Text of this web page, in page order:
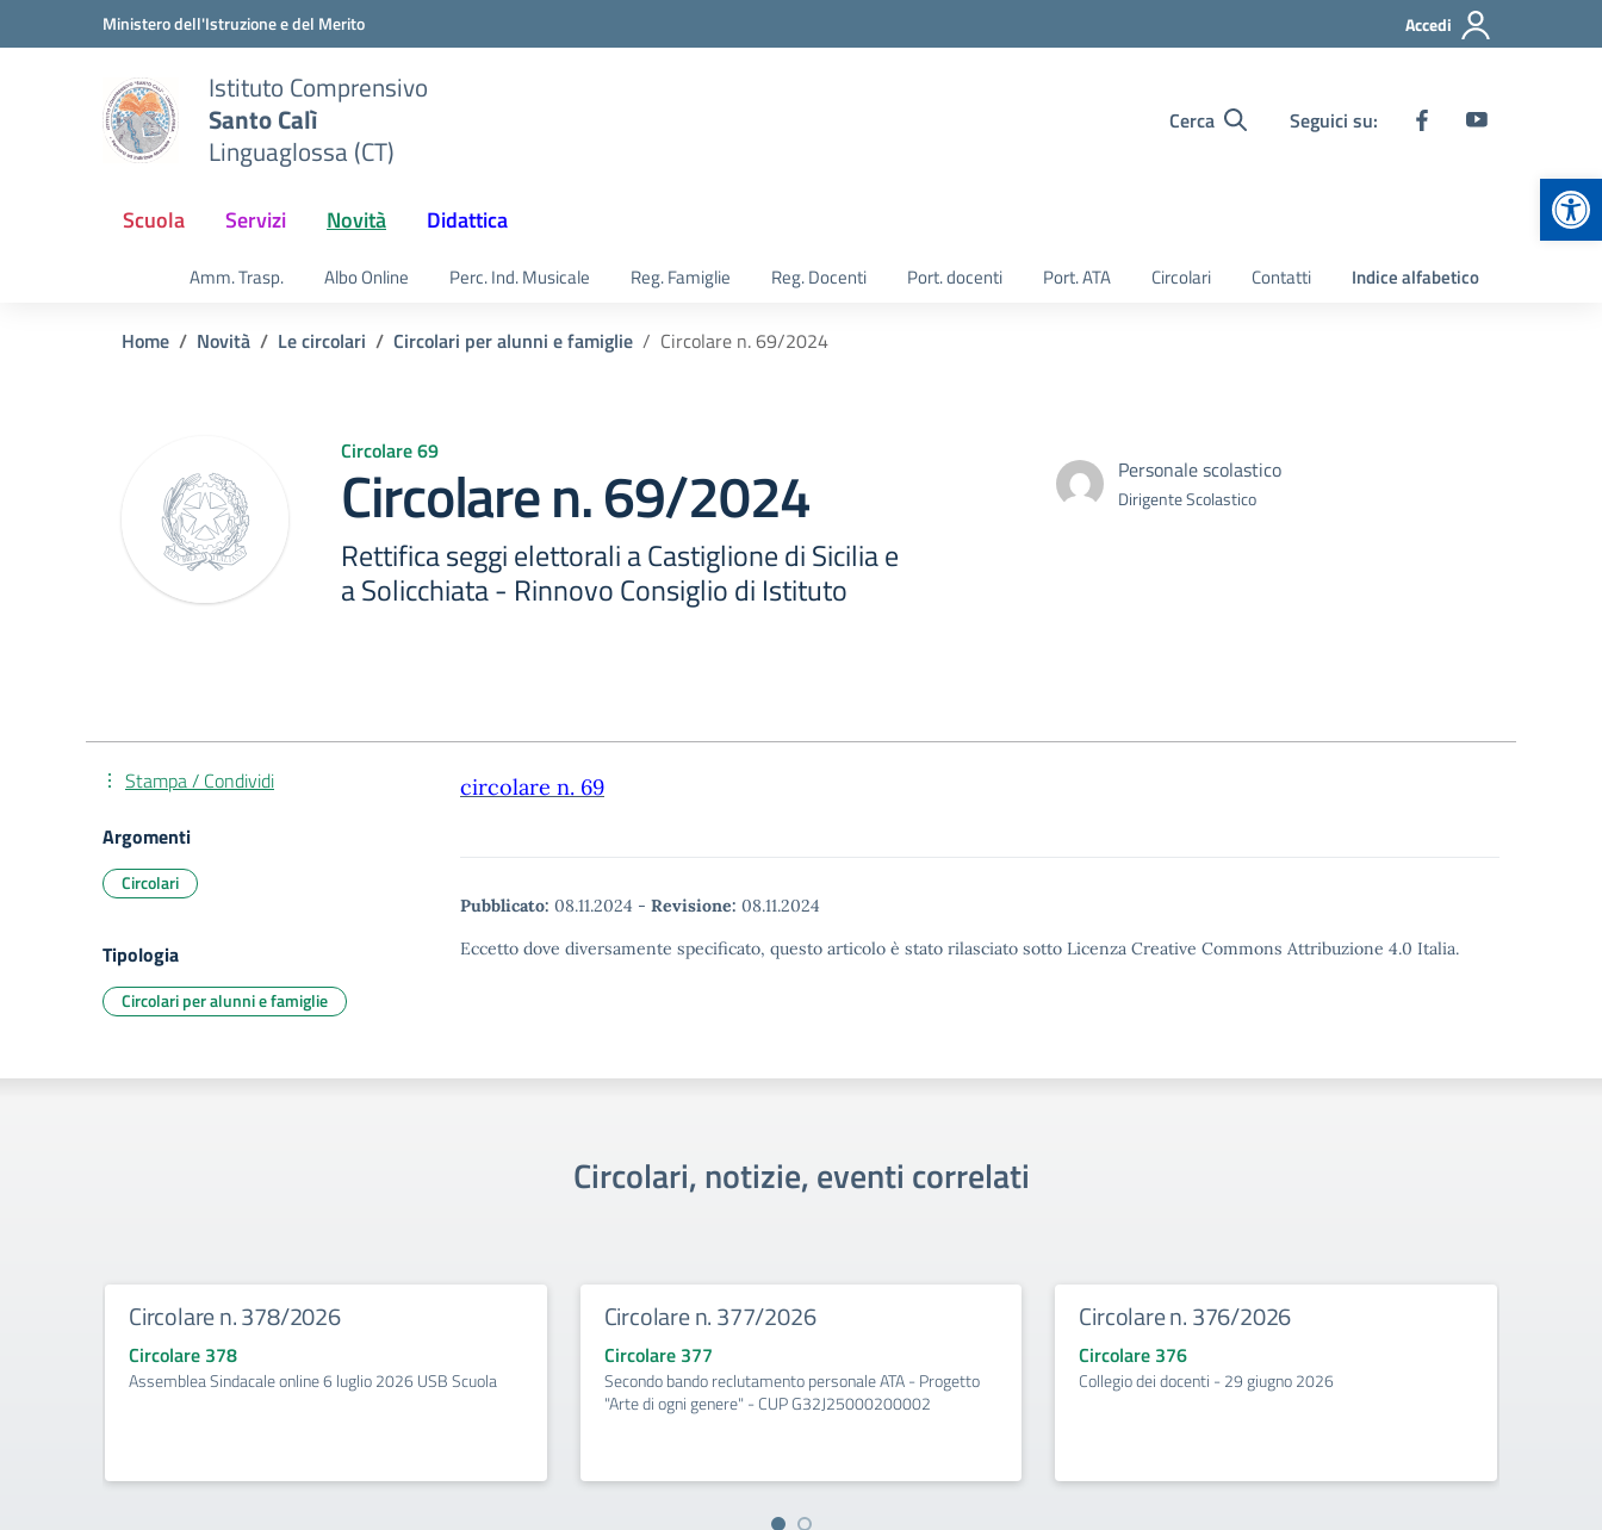
Vai ai contenuti
Vai al menu di navigazioneMinistero dell'Istruzione e del Merito Accedi
Istituto Comprensivo
Santo Calì
Linguaglossa (CT)
Cerca Seguici su:
Scuola Servizi Novità Didattica
Amm. Trasp. Albo Online Perc. Ind. Musicale Reg. Famiglie Reg. Docenti Port. docenti Port. ATA Circolari Contatti Indice alfabetico
Home Novità Le circolari Circolari per alunni e famiglie Circolare n. 69/2024
Circolare 69
Circolare n. 69/2024
Rettifica seggi elettorali a Castiglione di Sicilia e
a Solicchiata - Rinnovo Consiglio di Istituto
Personale scolastico
Dirigente Scolastico
circolare n. 69
Pubblicato: 08.11.2024 - Revisione: 08.11.2024
Eccetto dove diversamente specificato, questo articolo è stato rilasciato sotto Licenza Creative Commons Attribuzione 4.0 Italia.
Stampa / Condividi
Argomenti
Circolari
Tipologia
Circolari per alunni e famiglie
Circolari, notizie, eventi correlati
Circolare n. 378/2026
Circolare 378
Assemblea Sindacale online 6 luglio 2026 USB Scuola
Circolare n. 377/2026
Circolare 377
Secondo bando reclutamento personale ATA - Progetto
"Arte di ogni genere" - CUP G32J25000200002
Circolare n. 376/2026
Circolare 376
Collegio dei docenti - 29 giugno 2026